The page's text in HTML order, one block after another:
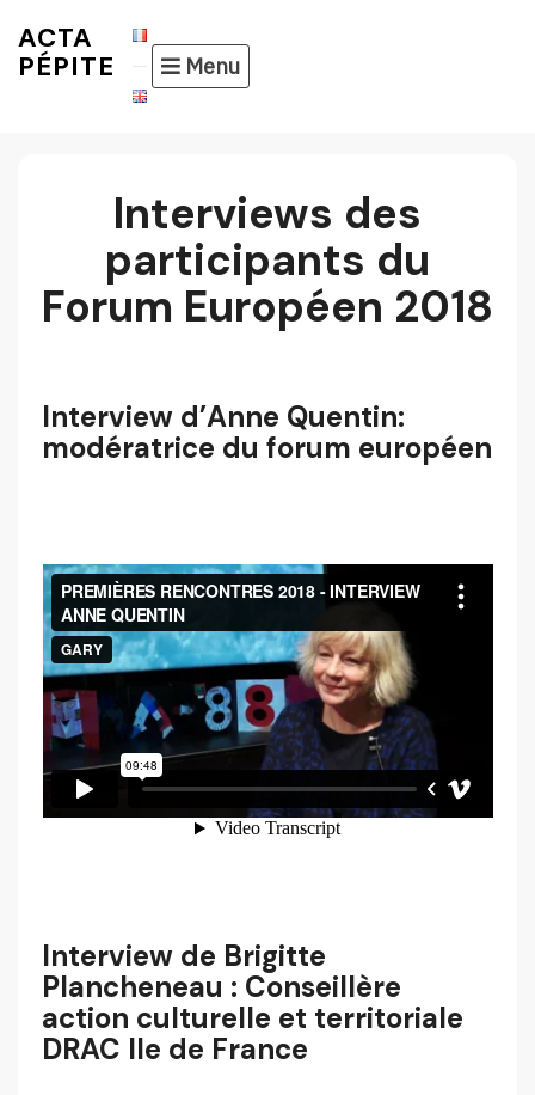
toACTA
PÉPITE
Menu
Interviews des
participants du
Forum Européen 2018
Interview d’Anne Quentin:
modératrice du forum européen
Interview de Brigitte
Plancheneau : Conseillère
action culturelle et territoriale
DRAC Ile de France